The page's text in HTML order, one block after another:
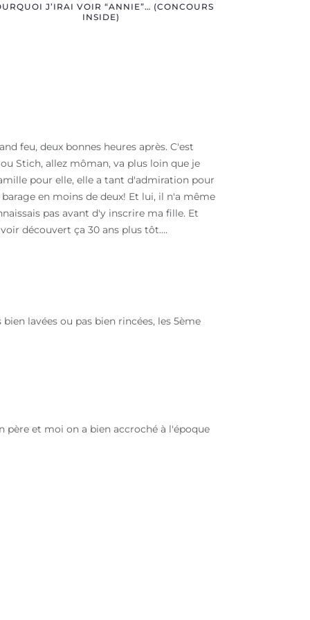
J’IRAI VOIR “ANNIE”… (CONCOURS
INSIDE)
feu, deux bonnes heures après. C'est
Stich, allez môman, va plus loin que je
pour elle, elle a tant d'admiration pour
en moins de deux! Et lui, il n'a même
pas avant d'y inscrire ma fille. Et
découvert ça 30 ans plus tôt….
lavées ou pas bien rincées, les 5ème
père et moi on a bien accroché à l'époque